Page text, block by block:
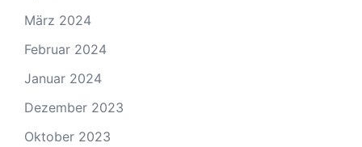
März 2024
Februar 2024
Januar 2024
Dezember 2023
Oktober 2023